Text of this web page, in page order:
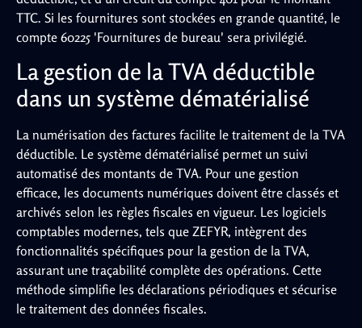
TTC. Si les fournitures sont stockées en grande quantité, le
compte 60225 'Fournitures de bureau' sera privilégié.
La gestion de la TVA déductible
dans un système dématérialisé
La numérisation des factures facilite le traitement de la TVA
déductible. Le système dématérialisé permet un suivi
automatisé des montants de TVA. Pour une gestion
efficace, les documents numériques doivent être classés et
archivés selon les règles fiscales en vigueur. Les logiciels
comptables modernes, tels que ZEFYR, intègrent des
fonctionnalités spécifiques pour la gestion de la TVA,
assurant une traçabilité complète des opérations. Cette
méthode simplifie les déclarations périodiques et sécurise
le traitement des données fiscales.